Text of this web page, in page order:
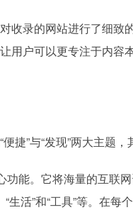
收录的网站进行了细
用户可以更专注于内
捷”与“发现”两大主题，
功能。它将海量的互联
“生活”和“工具”等。